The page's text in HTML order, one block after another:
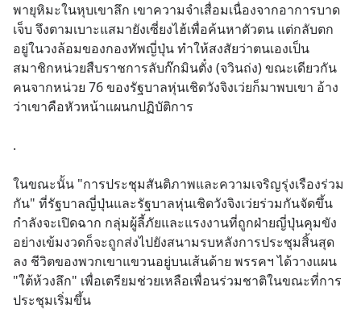
พายุหิมะในหุบเขาลึก เขาความจำเสื่อมเนื่องจากอาการบาด
เจ็บ จึงตามเบาะแสมายังเซี่ยงไฮ้เพื่อค้นหาตัวตน แต่กลับตก
อยู่ในวงล้อมของกองทัพญี่ปุ่น ทำให้สงสัยว่าตนเองเป็น
สมาชิกหน่วยสืบราชการลับก๊กมินตั๋ง (จวินถ่ง) ขณะเดียวกัน
คนจากหน่วย 76 ของรัฐบาลหุ่นเชิดวังจิงเว่ยก็มาพบเขา อ้าง
ว่าเขาคือหัวหน้าแผนกปฏิบัติการ
.
ในขณะนั้น "การประชุมสันติภาพและความเจริญรุ่งเรืองร่วม
กัน" ที่รัฐบาลญี่ปุ่นและรัฐบาลหุ่นเชิดวังจิงเว่ยร่วมกันจัดขึ้น
กำลังจะเปิดฉาก กลุ่มผู้ลี้ภัยและแรงงานที่ถูกฝ่ายญี่ปุ่นคุมขัง
อย่างเข้มงวดก็จะถูกส่งไปยังสนามรบหลังการประชุมสิ้นสุด
ลง ชีวิตของพวกเขาแขวนอยู่บนเส้นด้าย พรรคฯ ได้วางแผน
"ใต้ห้วงลึก" เพื่อเตรียมช่วยเหลือเพื่อนร่วมชาติในขณะที่การ
ประชุมเริ่มขึ้น